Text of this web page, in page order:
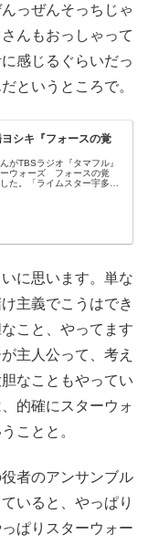
っぜんそっちじゃ
んもおっしゃって
感じるぐらいだっ
というところで。
シキ『フォースの覚
がTBSラジオ『タマフル』
ーウォーズ フォースの覚
た。「ライムスター宇多丸
に思います。単な
主義でこうはでき
こと、やってます
主人公って、考え
なこともやってい
的確にスターウォ
ことと。
者のアンサンブル
いると、やっぱり
ぱりスターウォー